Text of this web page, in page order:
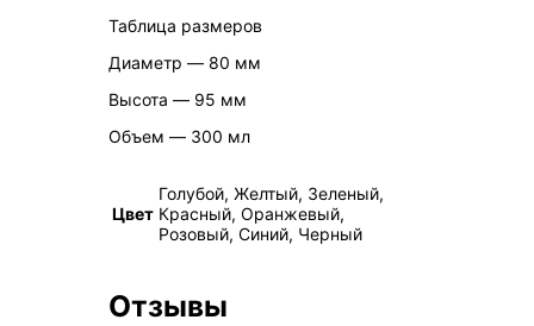
Таблица размеров
Диаметр ― 80 мм
Высота ― 95 мм
Объем ― 300 мл
Цвет
Голубой, Желтый, Зеленый,
Красный, Оранжевый,
Розовый, Синий, Черный
Отзывы